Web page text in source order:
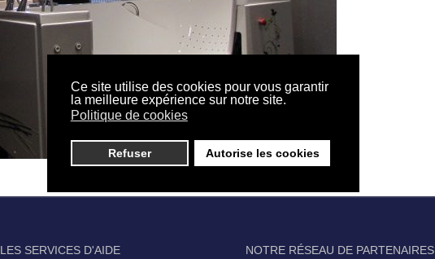
Ce site utilise des cookies pour vous garantir
la meilleure expérience sur notre site.
Politique de cookies
Refuser Autorise les cookies
LES SERVICES D'AIDE NOTRE RÉSEAU DE PARTENAIRES